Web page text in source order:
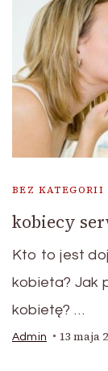
BEZ KATEGORII
kobiecy
Kto to jest
kobieta? Jak
kobietę? …
Admin 13 maja